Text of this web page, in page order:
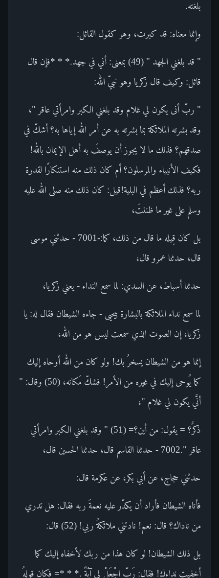
بلغته.
وإنما معناه: قد كبرت، وهو كقول القائل:
" قد بلغني الجهد " (49) بمعنى: أني في جهد.* * *فإن قال
قائل: وكيف قال زكريا وهو نبيّ الله:
" ربّ أنى يكون لي غلام وقد بلغني الكبر وامرأتي عاقر "،
وقد بشرته الملائكة بما بشرته به عن أمر الله إياها به؟ أشكّ في
صدقهم؟ فذلك ما لا يجوز أن يوصفَ به أهل الإيمان بالله!
فكيف الأنبياء والمرسلون؟ أم كان ذلك منه استنكارًا لقدرة
ربه؟ فذلك أعظم في البلية!قيل: كان ذلك منه صلى الله عليه
وسلم على غير ما ظننتَ،
بل كان قِيله ما قال من ذلك، كما:-7001 - حدثني موسى
قال، حدثنا عمرو قال،
حدثنا أسباط، عن السدي: لما سمع النداء - يعني زكريا،
لما سمع نداء الملائكة بالبشارة بيحيى - جاءه الشيطان فقال له: يا
زكريا، إن الصوت الذي سمعت ليس هو من الله،
إنما هو من الشيطان يسخرُ بك! ولو كان من الله أوحاه إليك
كما يُوحى إليك في غيره من الأمر! فشكّ مَكانه، (50) وقال: "
أنَّي يكون لي غلام "،
ذكرٌ؟ = يقول: من أين؟= (51) " وقد بلغني الكبر وامرأتي
عاقر ".7002 - حدثنا القاسم قال، حدثنا الحسين قال،
حدثني حجاج، عن أبي بكر، عن عكرمة قال:
فأتاه الشيطان فأراد أن يكدّر عليه نعمةَ ربه فقال: هل تدري
من ناداك؟ قال: نعم! نادتني ملائكةُ ربي! (52) قال:
بل ذلك الشيطان! لو كان هذا من ربك لأخفاه إليك كما
أخفيت نداءك! فقال: رَبِّ اجْعَلْ لِي آيَةً .* * *= فكان قولهُ